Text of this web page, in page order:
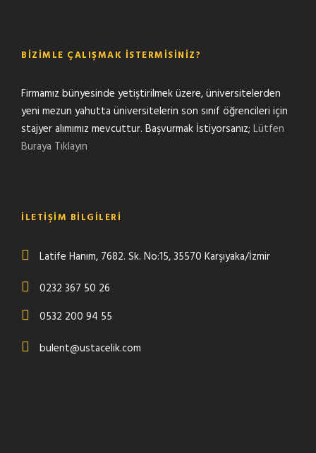
BIZIMLE ÇALIŞMAK İSTERMISINIZ?
Firmamız bünyesinde yetiştirilmek üzere, üniversitelerden
yeni mezun yahutta üniversitelerin son sınıf öğrencileri için
stajyer alımımız mevcuttur. Başvurmak İstiyorsanız; Lütfen
Buraya Tıklayın
İLETIŞIM BILGILERI
Latife Hanım, 7682. Sk. No:15, 35570 Karşıyaka/İzmir
0232 367 50 26
0532 200 94 55
bulent@ustacelik.com